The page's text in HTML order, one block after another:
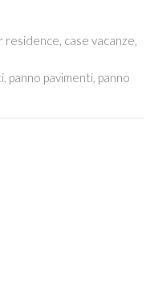
residence, case vacanze,
pavimenti, panno